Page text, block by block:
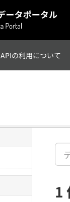
APIの利用について
1